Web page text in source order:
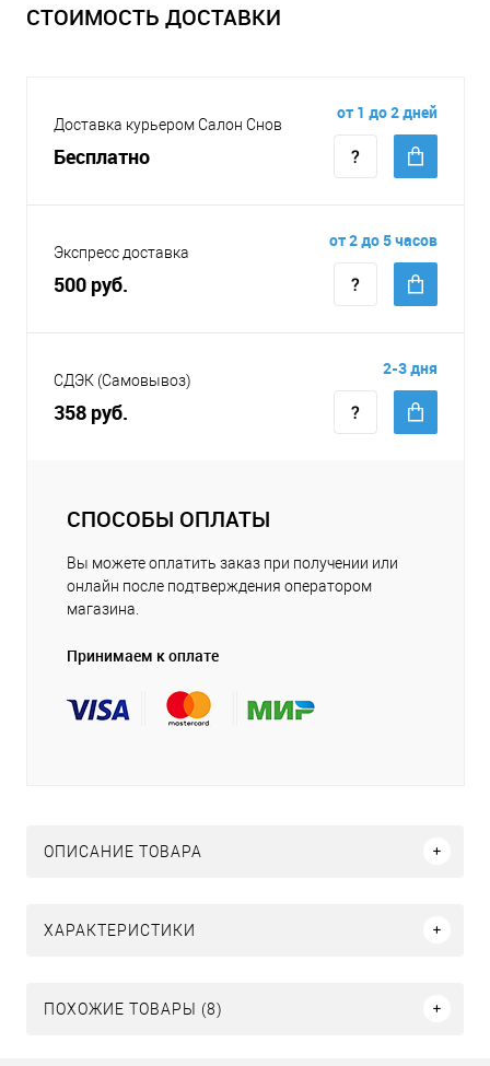
СТОИМОСТЬ ДОСТАВКИ
Доставка курьером Салон Снов
Бесплатно
от 1 до 2 дней
Экспресс доставка
500 руб.
от 2 до 5 часов
СДЭК (Самовывоз)
358 руб.
2-3 дня
СПОСОБЫ ОПЛАТЫ
Вы можете оплатить заказ при получении или
онлайн после подтверждения оператором
магазина.
Принимаем к оплате
ОПИСАНИЕ ТОВАРА
ХАРАКТЕРИСТИКИ
ПОХОЖИЕ ТОВАРЫ (8)